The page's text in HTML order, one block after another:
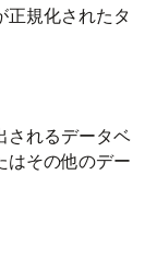
正規化されたタ
されるデータベ
はその他のデー